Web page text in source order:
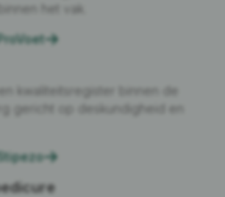
het vak.
kwaliteitsregister binnen de
gericht op deskundigheid en